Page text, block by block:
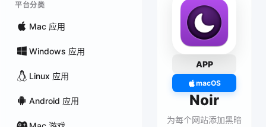
平台分类
Mac 应用
Windows 应用
Linux 应用
Android 应用
APP
macOS
Noir
为每个网站添加黑暗